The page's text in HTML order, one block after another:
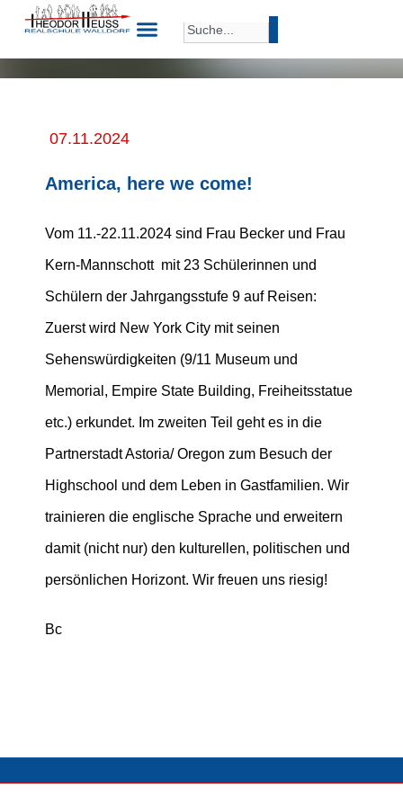
07.11.2024
America, here we come!
Vom 11.-22.11.2024 sind Frau Becker und Frau
Kern-Mannschott mit 23 Schülerinnen und
Schülern der Jahrgangsstufe 9 auf Reisen:
Zuerst wird New York City mit seinen
Sehenswürdigkeiten (9/11 Museum und
Memorial, Empire State Building, Freiheitsstatue
etc.) erkundet. Im zweiten Teil geht es in die
Partnerstadt Astoria/ Oregon zum Besuch der
Highschool und dem Leben in Gastfamilien. Wir
trainieren die englische Sprache und erweitern
damit (nicht nur) den kulturellen, politischen und
persönlichen Horizont. Wir freuen uns riesig!
Bc